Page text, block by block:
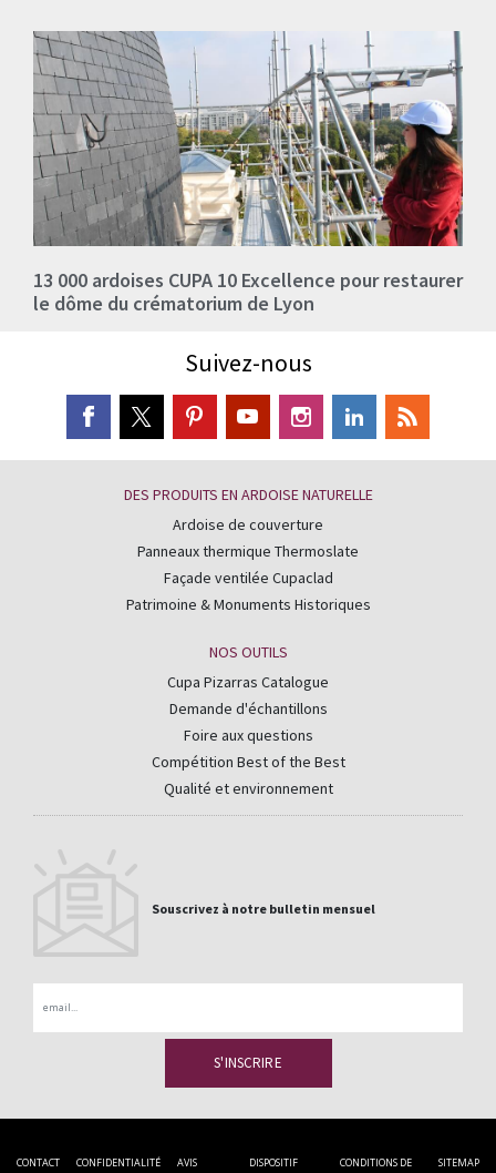
13 000 ardoises CUPA 10 Excellence pour restaurer
le dôme du crématorium de Lyon
Suivez-nous
DES PRODUITS EN ARDOISE NATURELLE
Ardoise de couverture
Panneaux thermique Thermoslate
Façade ventilée Cupaclad
Patrimoine & Monuments Historiques
NOS OUTILS
Cupa Pizarras Catalogue
Demande d'échantillons
Foire aux questions
Compétition Best of the Best
Qualité et environnement
Souscrivez à notre bulletin mensuel
CONTACT CONFIDENTIALITÉ AVIS DISPOSITIF CONDITIONS DE SITEMAP